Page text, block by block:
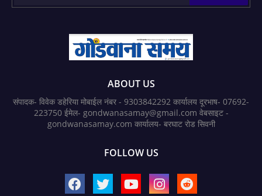
ABOUT US
संपादक- विवेक डहेरिया मोबाईल नंबर - 9303842292 कार्यालय दूरभाष- 07692-
223750 ईमेल- gondwanasamay@gmail.com वेबसाइट -
gondwanasamay.com कार्यालय- बरघाट रोड सिवनी
FOLLOW US